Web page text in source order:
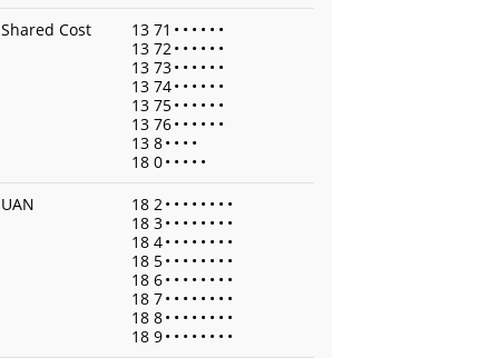
Shared Cost
13 71 • • • • • •
13 72• • • • • •
13 73• • • • • •
13 74• • • • • •
13 75• • • • • •
13 76• • • • • •
13 8• • • •
18 0• • • • •
UAN
18 2• • • • • • • •
18 3• • • • • • • •
18 4• • • • • • • •
18 5• • • • • • • •
18 6• • • • • • • •
18 7• • • • • • • •
18 8• • • • • • • •
18 9• • • • • • • •